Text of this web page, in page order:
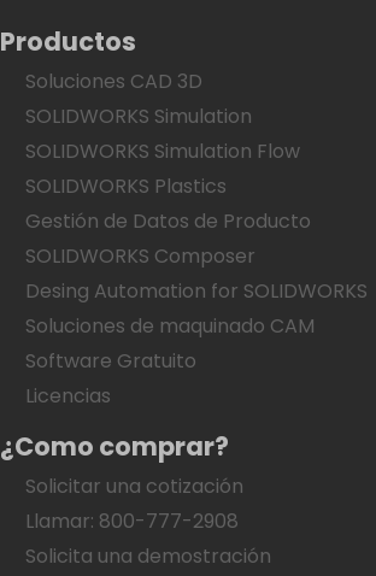
Productos
Soluciones CAD 3D
SOLIDWORKS Simulation
SOLIDWORKS Simulation Flow
SOLIDWORKS Plastics
Gestión de Datos de Producto
SOLIDWORKS Composer
Desing Automation for SOLIDWORKS
Soluciones de maquinado CAM
Software Gratuito
Licencias
¿Como comprar?
Solicitar una cotización
Llamar: 800-777-2908
Solicita una demostración